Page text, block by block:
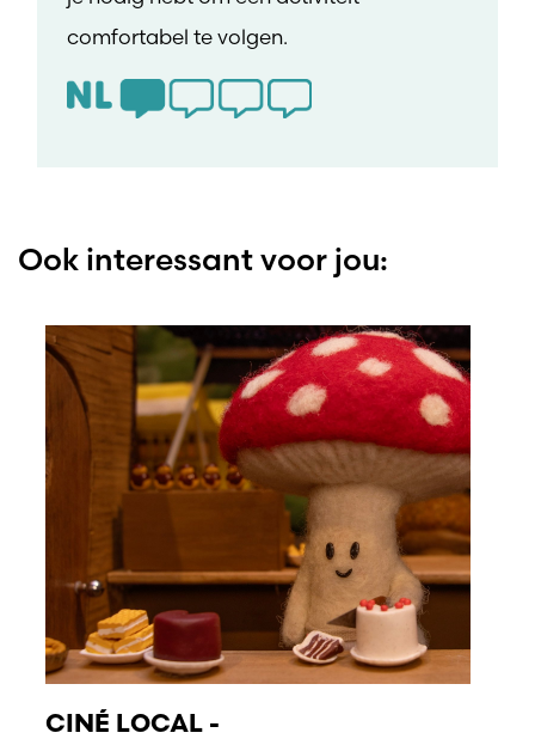
comfortabel te volgen.
Ook interessant voor jou:
CINÉ LOCAL -